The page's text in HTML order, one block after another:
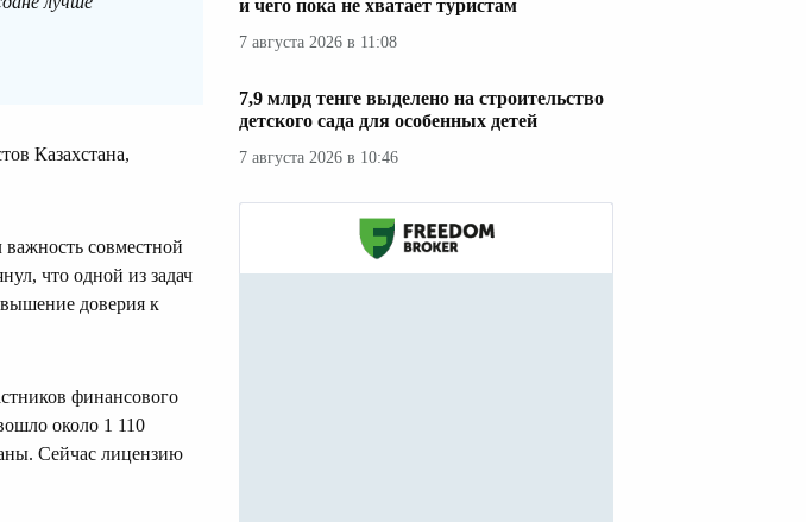
Казахстана,
совместной
что одной из задач
доверия к
финансового
около 1 110
Сейчас лицензию
и чего пока не хватает туристам
7 августа 2026 в 11:08
7,9 млрд тенге выделено на строительство
детского сада для особенных детей
7 августа 2026 в 10:46